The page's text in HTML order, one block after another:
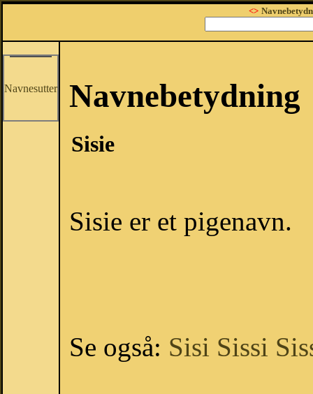
<>
Navnesutter Navnebetydning
Sisie
Sisie er et pigenavn.
Se også: Sisi Sissi